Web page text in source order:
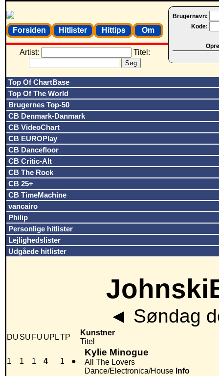
Brugernavn:
Kode:
Forsiden Hitlister Hittips Om
Artist: Titel:
Top Of ChartBase
Top Of The World
Brugernes Top-50
CB Denmark-Danmark
CB VideoChart
CB EUROPlay
CB Dancefloor
CB Critic-Alt
CB The Rock
CB 25+
CB TimeMachine
vancairo
Philip
Personlige hitlister
Lejlighedslister
Udgåede hitlister
◄ Søndag
DU SU FU UPLTP
Kunstner
Titel
1 1 1 4 1 ●
Kylie Minogue
All The Lovers
Dance/Electronica/House Info